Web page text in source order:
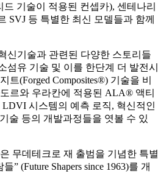
드 기술이 적용된 컨셉카), 센테나리
SVJ 등 특별한 최신 모델들과 함께
신기술과 관련된 다양한 스토리들
섬유 기술 및 이를 한단계 더 발전시
트(Forged Composites®) 기술을 비
르와 우라칸에 적용된 ALA® 액티
시스템의 예측 로직, 혁신적인
술 등의 개발과정들을 엿볼 수 있
무데테크로 재 출범을 기념한 특별
” (Future Shapers since 1963)를 개